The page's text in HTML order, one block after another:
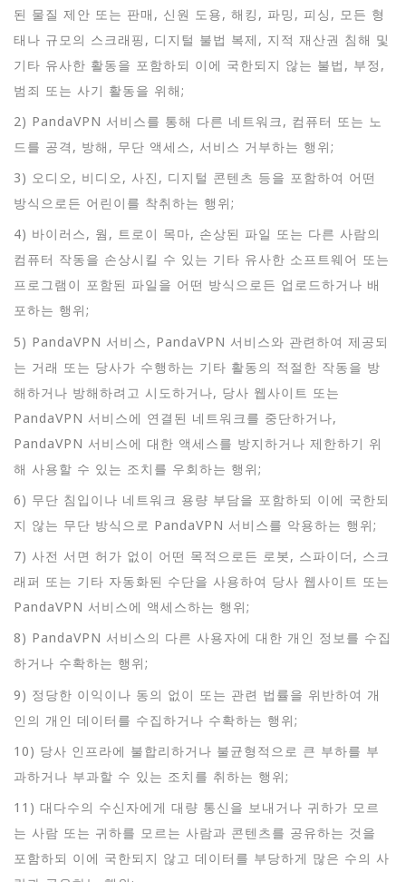
된 물질 제안 또는 판매, 신원 도용, 해킹, 파밍, 피싱, 모든 형
태나 규모의 스크래핑, 디지털 불법 복제, 지적 재산권 침해 및
기타 유사한 활동을 포함하되 이에 국한되지 않는 불법, 부정,
범죄 또는 사기 활동을 위해;
2) PandaVPN 서비스를 통해 다른 네트워크, 컴퓨터 또는 노
드를 공격, 방해, 무단 액세스, 서비스 거부하는 행위;
3) 오디오, 비디오, 사진, 디지털 콘텐츠 등을 포함하여 어떤
방식으로든 어린이를 착취하는 행위;
4) 바이러스, 웜, 트로이 목마, 손상된 파일 또는 다른 사람의
컴퓨터 작동을 손상시킬 수 있는 기타 유사한 소프트웨어 또는
프로그램이 포함된 파일을 어떤 방식으로든 업로드하거나 배
포하는 행위;
5) PandaVPN 서비스, PandaVPN 서비스와 관련하여 제공되
는 거래 또는 당사가 수행하는 기타 활동의 적절한 작동을 방
해하거나 방해하려고 시도하거나, 당사 웹사이트 또는
PandaVPN 서비스에 연결된 네트워크를 중단하거나,
PandaVPN 서비스에 대한 액세스를 방지하거나 제한하기 위
해 사용할 수 있는 조치를 우회하는 행위;
6) 무단 침입이나 네트워크 용량 부담을 포함하되 이에 국한되
지 않는 무단 방식으로 PandaVPN 서비스를 악용하는 행위;
7) 사전 서면 허가 없이 어떤 목적으로든 로봇, 스파이더, 스크
래퍼 또는 기타 자동화된 수단을 사용하여 당사 웹사이트 또는
PandaVPN 서비스에 액세스하는 행위;
8) PandaVPN 서비스의 다른 사용자에 대한 개인 정보를 수집
하거나 수확하는 행위;
9) 정당한 이익이나 동의 없이 또는 관련 법률을 위반하여 개
인의 개인 데이터를 수집하거나 수확하는 행위;
10) 당사 인프라에 불합리하거나 불균형적으로 큰 부하를 부
과하거나 부과할 수 있는 조치를 취하는 행위;
11) 대다수의 수신자에게 대량 통신을 보내거나 귀하가 모르
는 사람 또는 귀하를 모르는 사람과 콘텐츠를 공유하는 것을
포함하되 이에 국한되지 않고 데이터를 부당하게 많은 수의 사